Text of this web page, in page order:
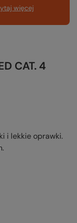
więcej
CAT. 4
i lekkie oprawki.